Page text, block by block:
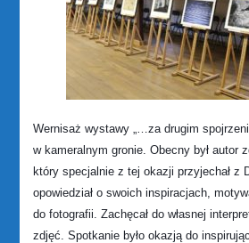
Wernisaż wystawy „…za drugim
w kameralnym gronie. Obecny był autor
który specjalnie z tej okazji przyjechał z
opowiedział o swoich inspiracjach,
do fotografii. Zachęcał do własnej
zdjęć. Spotkanie było okazją do